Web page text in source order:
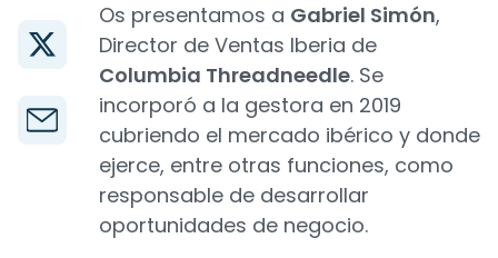
Os presentamos a Gabriel Simón,
Director de Ventas Iberia de
Columbia Threadneedle. Se
incorporó a la gestora en 2019
cubriendo el mercado ibérico y donde
ejerce, entre otras funciones, como
responsable de desarrollar
oportunidades de negocio.